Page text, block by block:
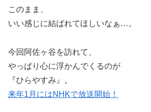
このまま、
いい感じに結ばれてほしいなぁ…。
今回阿佐ヶ谷を訪れて、
やっぱり心に浮かんでくるのが
『ひらやすみ』。
来年1月にはNHKで放送開始！